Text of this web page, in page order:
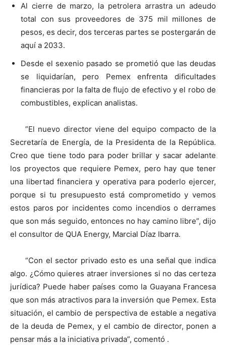
Al cierre de marzo, la petrolera arrastra un adeudo
total con sus proveedores de 375 mil millones de
pesos, es decir, dos terceras partes se postergarán de
aquí a 2033.
Desde el sexenio pasado se prometió que las deudas
se liquidarían, pero Pemex enfrenta dificultades
financieras por la falta de flujo de efectivo y el robo de
combustibles, explican analistas.
”El nuevo director viene del equipo compacto de la
Secretaría de Energía, de la Presidenta de la República.
Creo que tiene todo para poder brillar y sacar adelante
los proyectos que requiere Pemex, pero hay que tener
una libertad financiera y operativa para poderlo ejercer,
porque si tu presupuesto está comprometido y vemos
estos paros por incidentes como incendios o derrames
que son más seguido, entonces no hay camino libre”, dijo
el consultor de QUA Energy, Marcial Díaz Ibarra.
“Con el sector privado esto es una señal que indica
algo. ¿Cómo quieres atraer inversiones si no das certeza
jurídica? Puede haber países como la Guayana Francesa
que son más atractivos para la inversión que Pemex. Esta
situación, el cambio de perspectiva de estable a negativa
de la deuda de Pemex, y el cambio de director, ponen a
pensar más a la iniciativa privada”, comentó .